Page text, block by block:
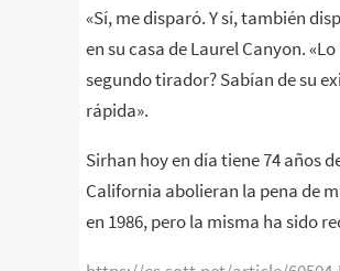
«Sí, me disparó. Y sí, también
en su casa de Laurel Canyon.
segundo tirador? Sabían de su
rápida».
Sirhan hoy en día tiene 74 años
California abolieran la pena de
en 1986, pero la misma ha sido